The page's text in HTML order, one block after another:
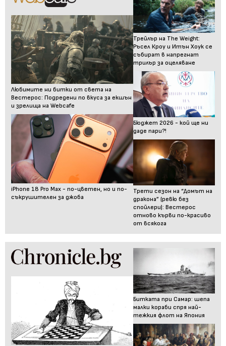
Любимите ни битки от света на
Вестерос: Подредени по вкуса за екшън
и зрелища на Webcafe
iPhone 18 Pro Max - по-цветен, но и по-
съкрушителен за джоба
Трейлър на The Weight:
Ръсел Кроу и Итън Хоук се
събират в напрегнат
трилър за оцеляване
Бюджет 2026 - кой ще ни
даде пари?!
Трети сезон на “Домът на
дракона” (ревю без
спойлери): Вестерос
отново кърви по-красиво
от всякога
Битката при Самар: шепа
малки кораби спря най-
тежкия флот на Япония